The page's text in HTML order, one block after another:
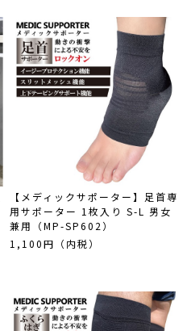
【メディックサポーター】足首専
用サポーター 1枚入り S-L 男女
兼用（MP-SP602）
1,100円（内税）